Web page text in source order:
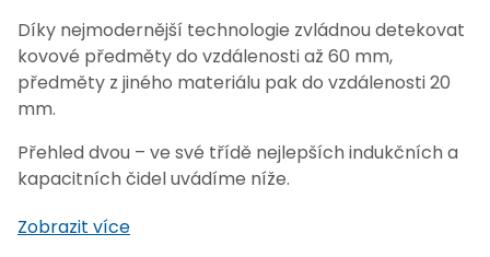
Díky nejmodernější technologie zvládnou detekovat
kovové předměty do vzdálenosti až 60 mm,
předměty z jiného materiálu pak do vzdálenosti 20
mm.
Přehled dvou – ve své třídě nejlepších indukčních a
kapacitních čidel uvádíme níže.
Zobrazit více